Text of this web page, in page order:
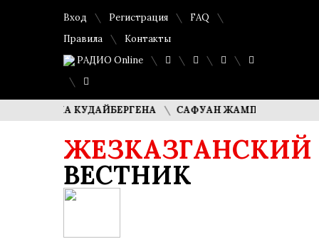
Вход Регистрация
FAQ
Правила
Контакты
РАДИО Online
КУДАЙБЕРГЕНА САФУАН ЖАМПЕИСОВ: «МЫ
ЖЕЗКАЗГАНСКИЙ
ВЕСТНИК